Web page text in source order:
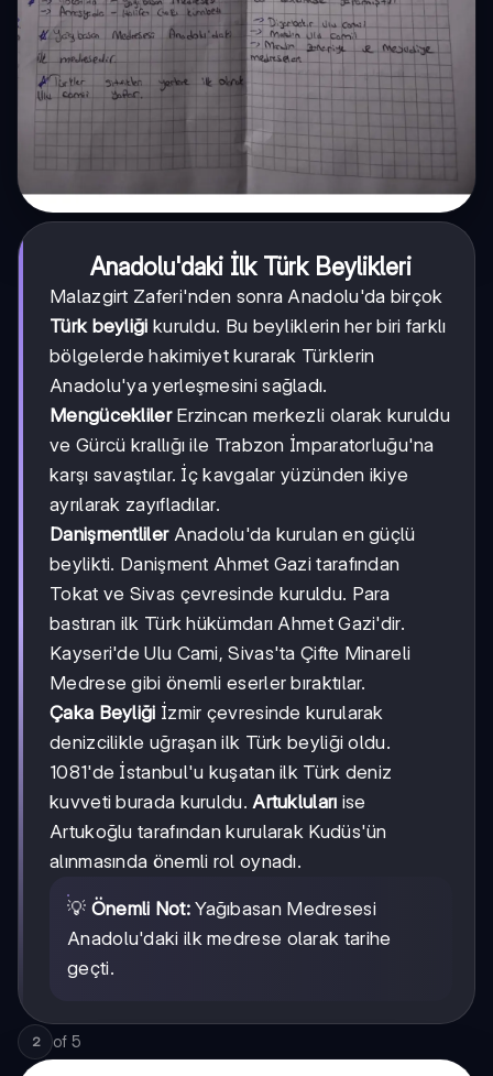
Anadolu'daki İlk Türk Beylikleri
Malazgirt Zaferi'nden sonra Anadolu'da birçok
Türk beyliği kuruldu. Bu beyliklerin her biri farklı
bölgelerde hakimiyet kurarak Türklerin
Anadolu'ya yerleşmesini sağladı.
MengüceklilerErzincan merkezli olarak kuruldu
ve Gürcü krallığı ile Trabzon İmparatorluğu'na
karşı savaştılar. İç kavgalar yüzünden ikiye
ayrılarak zayıfladılar.
DanişmentlilerAnadolu'da kurulan en güçlü
beylikti. Danişment Ahmet Gazi tarafından
Tokat ve Sivas çevresinde kuruldu. Para
bastıran ilk Türk hükümdarı Ahmet Gazi'dir.
Kayseri'de Ulu Cami, Sivas'ta Çifte Minareli
Medrese gibi önemli eserler bıraktılar.
Çaka Beyliği İzmir çevresinde kurularak
denizcilikle uğraşan ilk Türk beyliği oldu.
1081'de İstanbul'u kuşatan ilk Türk deniz
kuvveti burada kuruldu.Artukluları ise
Artukoğlu tarafından kurularak Kudüs'ün
alınmasında önemli rol oynadı.
💡 Önemli Not:Yağıbasan Medresesi
Anadolu'daki ilk medrese olarak tarihe
geçti.
2 of 5